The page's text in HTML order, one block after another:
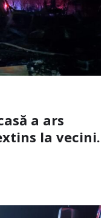
a ars
la vecini.